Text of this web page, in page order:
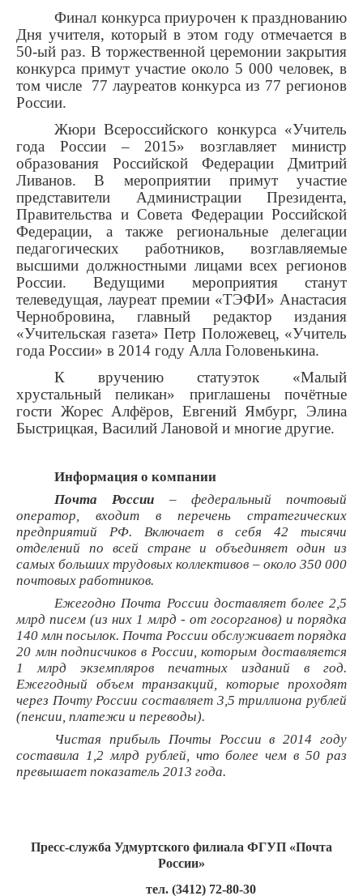
Финал конкурса приурочен к празднованию
Дня учителя, который в этом году отмечается в
50-ый раз. В торжественной церемонии закрытия
конкурса примут участие около 5 000 человек, в
том числе 77 лауреатов конкурса из 77 регионов
России.
Жюри Всероссийского конкурса «Учитель
года России – 2015» возглавляет министр
образования Российской Федерации Дмитрий
Ливанов.
В мероприятии примут участие
представители Администрации Президента,
Правительства и Совета Федерации Российской
Федерации, а также региональные делегации
педагогических работников, возглавляемые
высшими должностными лицами всех регионов
России. Ведущими мероприятия станут
телеведущая, лауреат премии «ТЭФИ» Анастасия
Чернобровина, главный редактор издания
«Учительская газета» Петр Положевец, «Учитель
года России» в 2014 году Алла Головенькина.
К вручению статуэток «Малый
хрустальный пеликан» приглашены почётные
гости Жорес Алфёров, Евгений Ямбург, Элина
Быстрицкая, Василий Лановой и многие другие.
Информация о компании
Почта России – федеральный почтовый
оператор, входит в перечень стратегических
предприятий РФ. Включает в себя 42 тысячи
отделений по всей стране и объединяет один из
самых больших трудовых коллективов – около 350 000
почтовых работников.
Ежегодно Почта России доставляет более 2,5
млрд писем (из них 1 млрд - от госорганов) и порядка
140 млн посылок. Почта России обслуживает порядка
20 млн подписчиков в России, которым доставляется
1 млрд экземпляров печатных изданий в год.
Ежегодный объем транзакций, которые проходят
через Почту России составляет 3,5 триллиона рублей
(пенсии, платежи и переводы).
Чистая прибыль Почты России в 2014 году
составила 1,2 млрд рублей, что более чем в 50 раз
превышает показатель 2013 года.
Пресс-служба Удмуртского филиала ФГУП «Почта
России»
тел. (3412) 72-80-30